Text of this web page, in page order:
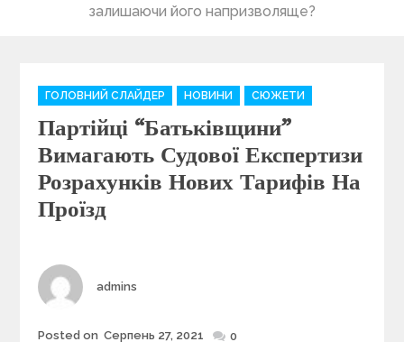
залишаючи його напризволяще?
C
a
e
g
o
r
ГОЛОВНИЙ СЛАЙДЕР НОВИНИ СЮЖЕТИ
Партійці “Батьківщини”
Вимагають Судової Експертизи
Розрахунків Нових Тарифів На
Проїзд
Author
admins
Posted
Posted on Серпень 27, 2021 0